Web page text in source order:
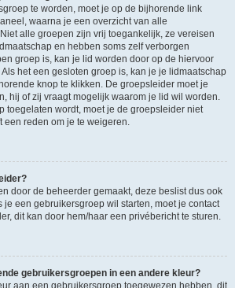
te worden, moet je op de bijhorende link
waarna je een overzicht van alle
alle groepen zijn vrij toegankelijk, ze vereisen
en hebben soms zelf verborgen
groep is, kan je lid worden door op de hiervoor
het een gesloten groep is, kan je je lidmaatschap
knop te klikken. De groepsleider moet je
hij of zij vraagt mogelijk waarom je lid wil worden.
toegelaten wordt, moet je de groepsleider niet
een reden om je te weigeren.
door de beheerder gemaakt, deze beslist dus ook
je een gebruikersgroep wil starten, moet je contact
dit kan door hem/haar een privébericht te sturen.
gebruikersgroepen in een andere kleur?
aan een gebruikersgroep toegewezen hebben, dit